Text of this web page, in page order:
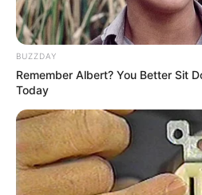
BUZZDAY
Remember Albert? You Better Sit
Today